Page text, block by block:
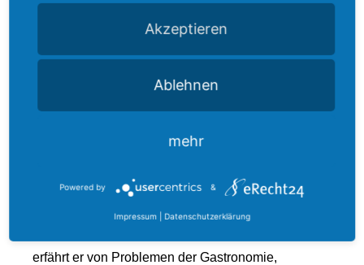
veröffentlichen. Beine aus Stahl. Hier durfte ich
auch an Lobby-Events teilnehmen. Diese sind
häufig verschrien, sind jedoch elementar für die
Arbeit eines Volksvertreters. Denn nur, wenn sich
ein Volksvertreter alle Seiten anhört, kann er gute
Überblick verschaffen und den bestmöglichen
Zwischenweg finden. Dafür muss er natürlich allen
erfährt er von Problemen der Gastronomie,
Akzeptieren
Ablehnen
mehr
Powered by &
Impressum Datenschutzerklärung